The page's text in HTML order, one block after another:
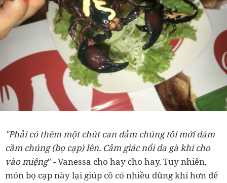
"Phải có thêm một chút can đảm chúng tôi mới dám
cầm chúng (bọ cạp) lên. Cảm giác nổi da gà khi cho
vào miệng" - Vanessa cho hay cho hay. Tuy nhiên,
món bọ cạp này lại giúp cô có nhiều dũng khí hơn để